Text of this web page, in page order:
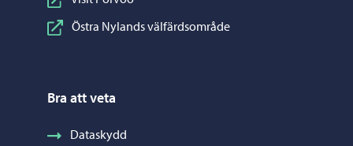
Östra Nylands välfärdsområde
Bra att veta
Dataskydd